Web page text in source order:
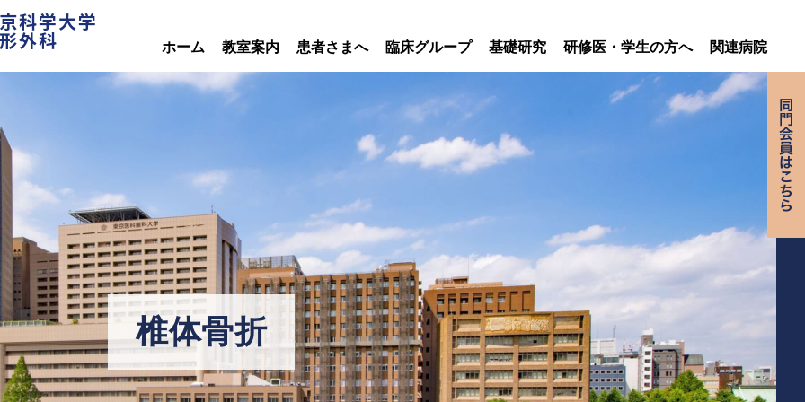
科学大学
外科 ホーム 教室案内 患者さまへ 臨床グループ 基礎研究 研修医・学生の方へ 関連病院
椎体骨折